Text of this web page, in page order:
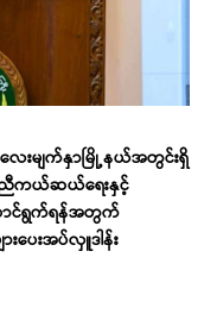
လေးမျက်နှာမြို့နယ်အတွင်းရှိ
ညီကယ်ဆယ်ရေးနှင့်
ောင်ရွက်ရန်အတွက်
ပေးအပ်လှူဒါန်း